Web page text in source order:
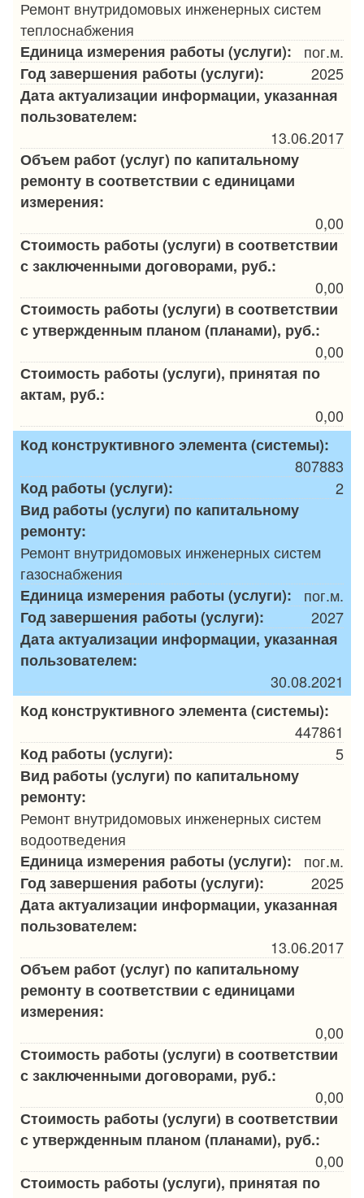
Ремонт внутридомовых инженерных систем
теплоснабжения
Единица измерения работы (услуги):
пог.м.
Год завершения работы (услуги):
2025
Дата актуализации информации, указанная
пользователем:
13.06.2017
Объем работ (услуг) по капитальному
ремонту в соответствии с единицами
измерения:
0,00
Стоимость работы (услуги) в соответствии
с заключенными договорами, руб.:
0,00
Стоимость работы (услуги) в соответствии
с утвержденным планом (планами), руб.:
0,00
Стоимость работы (услуги), принятая по
актам, руб.:
0,00
Код конструктивного элемента (системы):
807883
Код работы (услуги):
2
Вид работы (услуги) по капитальному
ремонту:
Ремонт внутридомовых инженерных систем
газоснабжения
Единица измерения работы (услуги):
пог.м.
Год завершения работы (услуги):
2027
Дата актуализации информации, указанная
пользователем:
30.08.2021
Код конструктивного элемента (системы):
447861
Код работы (услуги):
5
Вид работы (услуги) по капитальному
ремонту:
Ремонт внутридомовых инженерных систем
водоотведения
Единица измерения работы (услуги):
пог.м.
Год завершения работы (услуги):
2025
Дата актуализации информации, указанная
пользователем:
13.06.2017
Объем работ (услуг) по капитальному
ремонту в соответствии с единицами
измерения:
0,00
Стоимость работы (услуги) в соответствии
с заключенными договорами, руб.:
0,00
Стоимость работы (услуги) в соответствии
с утвержденным планом (планами), руб.:
0,00
Стоимость работы (услуги), принятая по